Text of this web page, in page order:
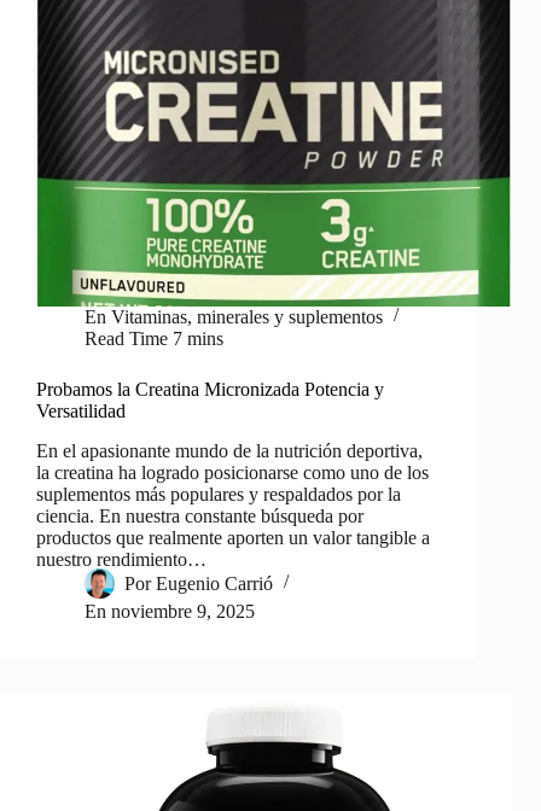
En Vitaminas, minerales y suplementos
Read Time 7 mins
Probamos la Creatina Micronizada Potencia y
Versatilidad
En el apasionante mundo de la nutrición deportiva,
la creatina ha logrado posicionarse como uno de los
suplementos más populares y respaldados por la
ciencia. En nuestra constante búsqueda por
productos que realmente aporten un valor tangible a
nuestro rendimiento…
Por Eugenio Carrió
En noviembre 9, 2025